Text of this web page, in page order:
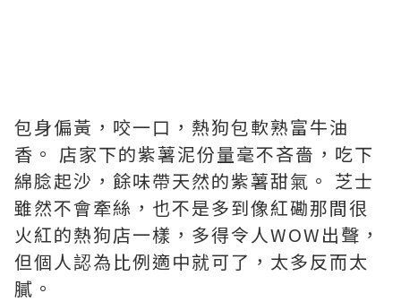
包身偏黃，咬一口，熱狗包軟熟富牛油
香。 店家下的紫薯泥份量毫不吝嗇，吃下
綿腍起沙，餘味帶天然的紫薯甜氣。 芝士
雖然不會牽絲，也不是多到像紅磡那間很
火紅的熱狗店一樣，多得令人WOW出聲，
但個人認為比例適中就可了，太多反而太
膩。